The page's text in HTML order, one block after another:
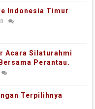
Indonesia Timur
Acara Silaturahmi
Perantau.
Terpilihnya